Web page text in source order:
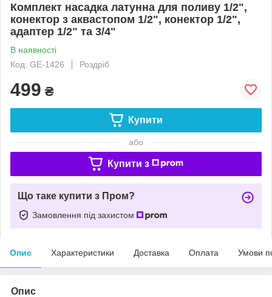
Комплект насадка латунна для поливу 1/2",
конектор з аквастопом 1/2", конектор 1/2",
адаптер 1/2" та 3/4"
В наявності
Код: GE-1426
Роздріб
499 ₴
Купити
або
Купити з
Що таке купити з Пром?
Замовлення під захистом
Опис Характеристики Доставка Оплата Умови
Опис